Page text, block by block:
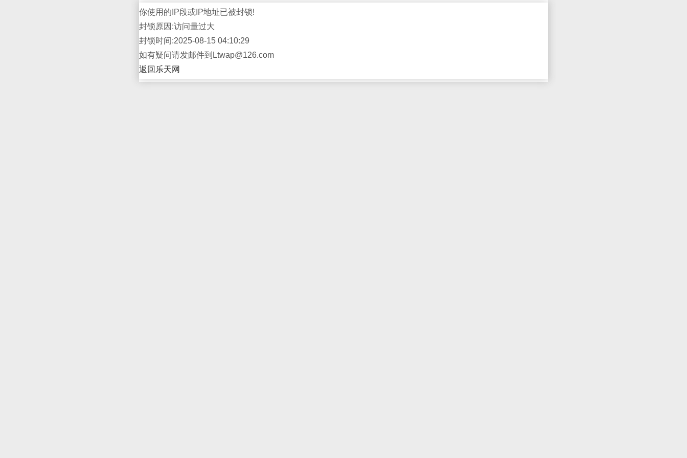
你使用的IP段或IP地址已被封锁!
封锁原因:访问量过大
封锁时间:2025-08-15 04:10:29
如有疑问请发邮件到Ltwap@126.com
返回乐天网